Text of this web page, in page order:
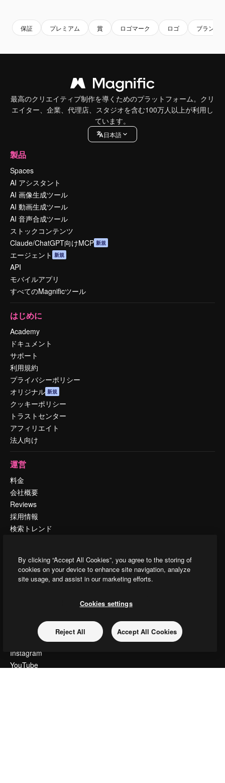
保証 プレミアム 賞 ロゴマーク ロゴ ブランド
最高のクリエイティブ制作を導くためのプラットフォーム。クリ
エイター、企業、代理店、スタジオを含む100万人以上が利用し
ています。
日本語
製品
Spaces
AI アシスタント
AI 画像生成ツール
AI 動画生成ツール
AI 音声合成ツール
ストックコンテンツ
Claude/ChatGPT向けMCP 新規
エージェント 新規
API
モバイルアプリ
すべてのMagnificツール
はじめに
Academy
ドキュメント
サポート
利用規約
プライバシーポリシー
オリジナル 新規
クッキーポリシー
トラストセンター
アフィリエイト
法人向け
運営
料金
会社概要
Reviews
採用情報
検索トレンド
Slidesgo
コンテンツを販売する
magnific.aiをお探しですか？
お問い合わせ
顧客サポート
Instagram
YouTube
By clicking “Accept All Cookies”, you agree to the storing of
cookies on your device to enhance site navigation, analyze
site usage, and assist in our marketing efforts.
Cookies settings
Reject All Accept All Cookies